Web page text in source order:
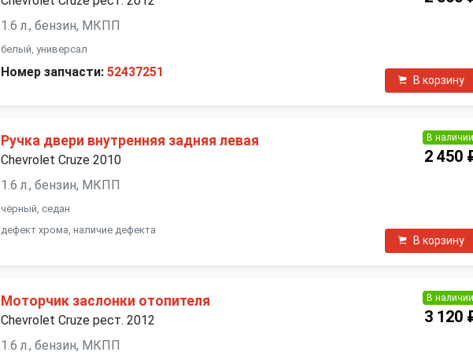
1.6 л., бензин, МКПП
белый, универсал
Номер запчасти: 52437251
В корзину
Ручка двери внутренняя задняя левая
Chevrolet Cruze 2010
1.6 л., бензин, МКПП
чёрный, седан
дефект хрома, наличие дефекта
В наличии
2 450
В корзину
Моторчик заслонки отопителя
Chevrolet Cruze рест. 2012
1.6 л., бензин, МКПП
В наличии
3 120